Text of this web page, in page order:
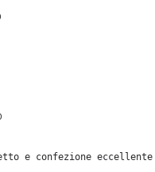
e confezione eccellente